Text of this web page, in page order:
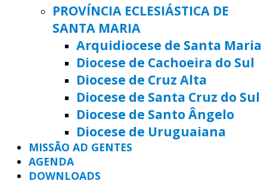
PROVÍNCIA ECLESIÁSTICA DE
SANTA MARIA
Arquidiocese de Santa Maria
Diocese de Cachoeira do Sul
Diocese de Cruz Alta
Diocese de Santa Cruz do Sul
Diocese de Santo Ângelo
Diocese de Uruguaiana
MISSÃO AD GENTES
AGENDA
DOWNLOADS